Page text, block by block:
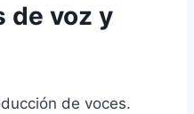
de voz y
de voces.